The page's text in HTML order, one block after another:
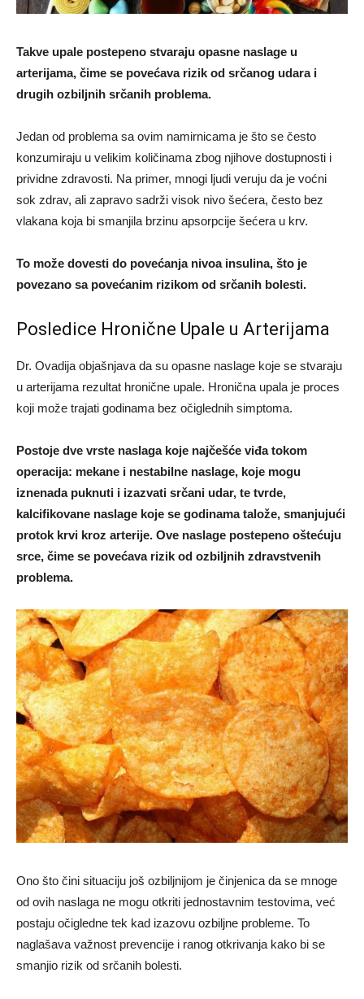
Takve upale postepeno stvaraju opasne naslage u
arterijama, čime se povećava rizik od srčanog udara i
drugih ozbiljnih srčanih problema.
Jedan od problema sa ovim namirnicama je što se često
konzumiraju u velikim količinama zbog njihove dostupnosti i
prividne zdravosti. Na primer, mnogi ljudi veruju da je voćni
sok zdrav, ali zapravo sadrži visok nivo šećera, često bez
vlakana koja bi smanjila brzinu apsorpcije šećera u krv.
To može dovesti do povećanja nivoa insulina, što je
povezano sa povećanim rizikom od srčanih bolesti.
Posledice Hronične Upale u Arterijama
Dr. Ovadija objašnjava da su opasne naslage koje se stvaraju
u arterijama rezultat hronične upale. Hronična upala je proces
koji može trajati godinama bez očiglednih simptoma.
Postoje dve vrste naslaga koje najčešće viđa tokom
operacija: mekane i nestabilne naslage, koje mogu
iznenada puknuti i izazvati srčani udar, te tvrde,
kalcifikovane naslage koje se godinama talože, smanjujući
protok krvi kroz arterije. Ove naslage postepeno oštećuju
srce, čime se povećava rizik od ozbiljnih zdravstvenih
problema.
Ono što čini situaciju još ozbiljnijom je činjenica da se mnoge
od ovih naslaga ne mogu otkriti jednostavnim testovima, već
postaju očigledne tek kad izazovu ozbiljne probleme. To
naglašava važnost prevencije i ranog otkrivanja kako bi se
smanjio rizik od srčanih bolesti.